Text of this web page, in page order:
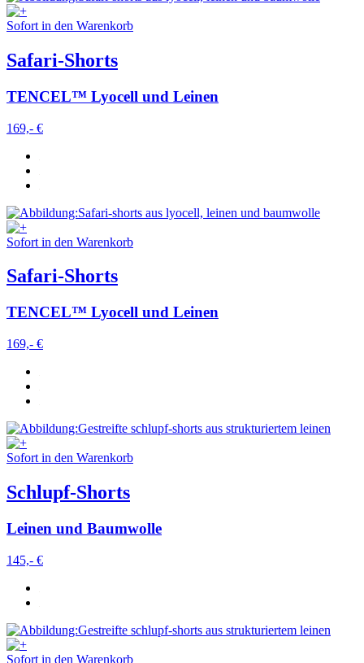
Sofort in den Warenkorb
Safari-Shorts
TENCEL™ Lyocell und Leinen
169,- €
Sofort in den Warenkorb
Safari-Shorts
TENCEL™ Lyocell und Leinen
169,- €
Sofort in den Warenkorb
Schlupf-Shorts
Leinen und Baumwolle
145,- €
Sofort in den Warenkorb